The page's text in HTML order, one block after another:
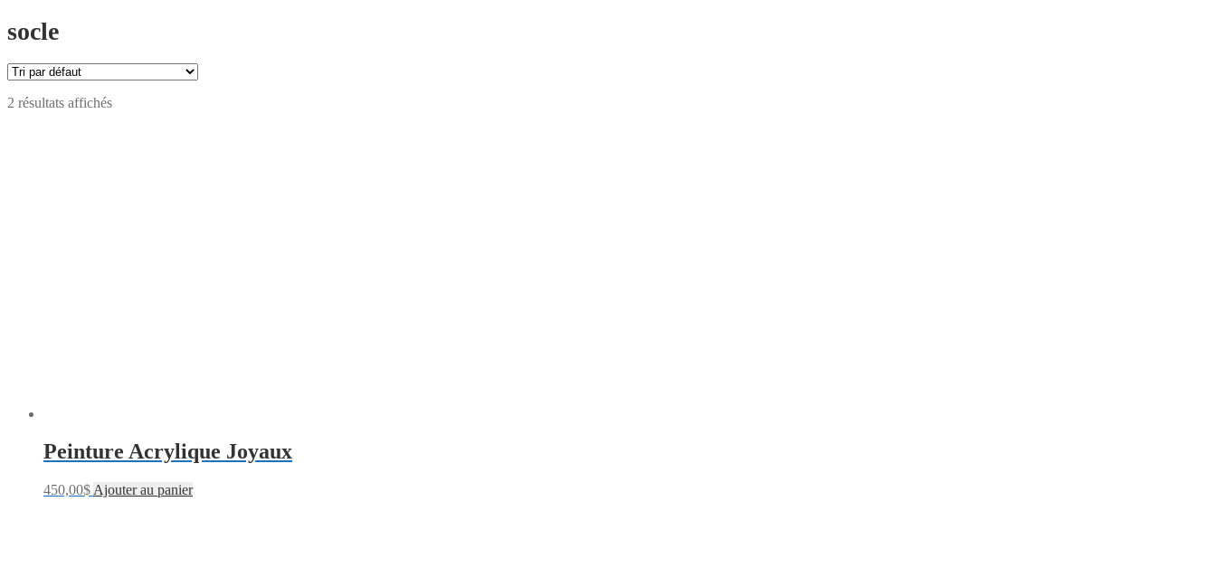
socle
2 résultats affichés
Peinture Acrylique Joyaux
450,00$ Ajouter au panier